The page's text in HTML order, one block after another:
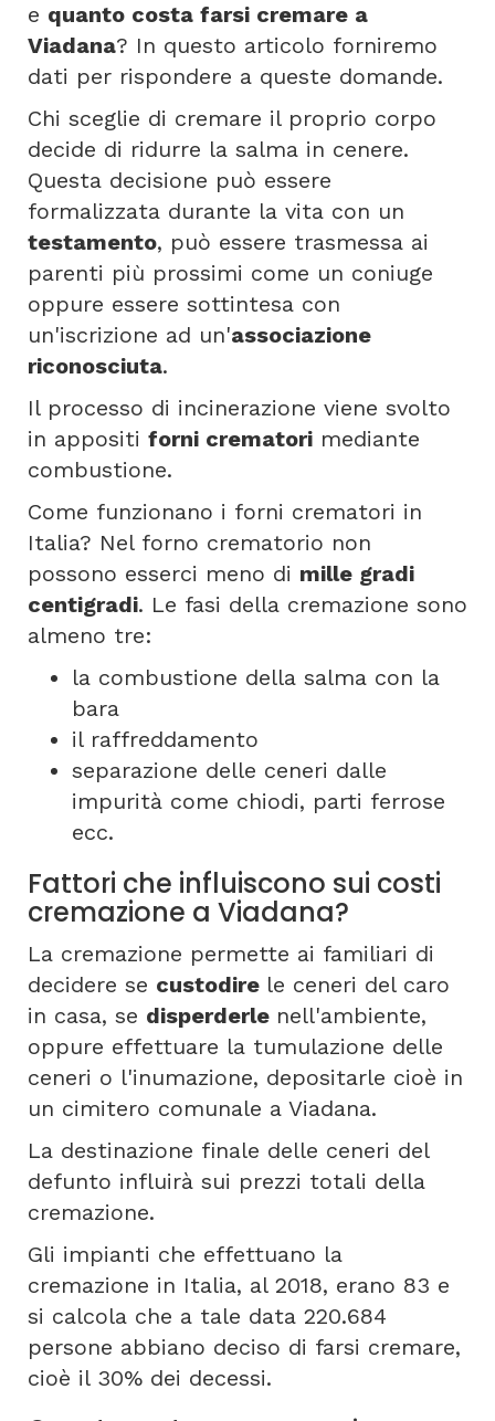
e quanto costa farsi cremare a
Viadana? In questo articolo forniremo
dati per rispondere a queste domande.
Chi sceglie di cremare il proprio corpo
decide di ridurre la salma in cenere.
Questa decisione può essere
formalizzata durante la vita con un
testamento, può essere trasmessa ai
parenti più prossimi come un coniuge
oppure essere sottintesa con
un'iscrizione ad un'associazione
riconosciuta.
Il processo di incinerazione viene svolto
in appositi forni crematori mediante
combustione.
Come funzionano i forni crematori in
Italia? Nel forno crematorio non
possono esserci meno di mille gradi
centigradi. Le fasi della cremazione sono
almeno tre:
la combustione della salma con la
bara
il raffreddamento
separazione delle ceneri dalle
impurità come chiodi, parti ferrose
ecc.
Fattori che influiscono sui costi
cremazione a Viadana?
La cremazione permette ai familiari di
decidere se custodire le ceneri del caro
in casa, se disperderle nell'ambiente,
oppure effettuare la tumulazione delle
ceneri o l'inumazione, depositarle cioè in
un cimitero comunale a Viadana.
La destinazione finale delle ceneri del
defunto influirà sui prezzi totali della
cremazione.
Gli impianti che effettuano la
cremazione in Italia, al 2018, erano 83 e
si calcola che a tale data 220.684
persone abbiano deciso di farsi cremare,
cioè il 30% dei decessi.